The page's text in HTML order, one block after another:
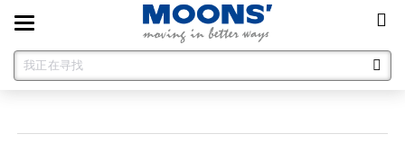
Toggle
navigation